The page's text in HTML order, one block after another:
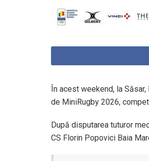
În acest weekend, la
de MiniRugby 2026,
După disputarea tuturor
CS Florin Popovici Baia